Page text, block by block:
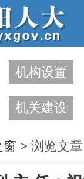
机构设置
机关建设
窗 > 浏览文章